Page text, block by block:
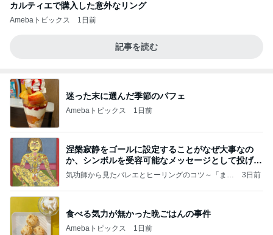
カルティエで購入した意外なリング
Amebaトピックス 1日前
記事を読む
迷った末に選んだ季節のパフェ
Amebaトピックス 1日前
涅槃寂静をゴールに設定することがなぜ大事なの
か、シンボルを受容可能なメッセージとして投げる
ことが
気功師から見たバレエとヒーリングのコツ～「まと
3日前
食べる気力が無かった晩ごはんの事件
Amebaトピックス 1日前